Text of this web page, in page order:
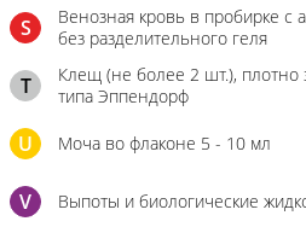
S
Венозная кровь в пробирке с
без разделительного геля
T
Клещ (не более 2 шт.), плотно
типа Эппендорф
U Моча во флаконе 5 - 10 мл
V Выпоты и биологические